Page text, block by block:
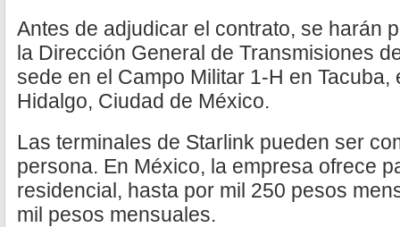
Antes de adjudicar el contrato, se harán
la Dirección General de Transmisiones
sede en el Campo Militar 1-H en Tacuba,
Hidalgo, Ciudad de México.
Las terminales de Starlink pueden ser
persona. En México, la empresa ofrece
residencial, hasta por mil 250 pesos
mil pesos mensuales.